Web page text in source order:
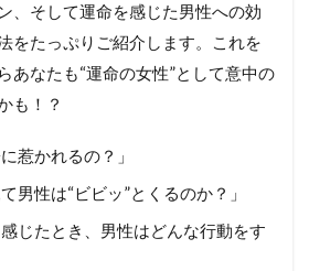
、そして運命を感じた男性への効
をたっぷりご紹介します。これを
あなたも“運命の女性”として意中の
も！？
惹かれるの？」
男性は“ビビッ”とくるのか？」
感じたとき、男性はどんな行動をす